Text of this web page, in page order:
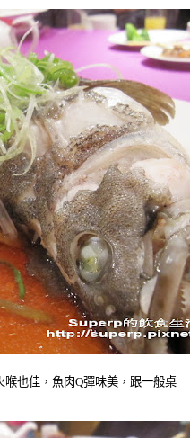
也佳，魚肉Q彈味美，跟一般桌